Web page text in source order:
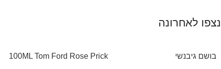
נצפו לאחרונה
‏ בושם גיבנשי
100ML Tom Ford Rose Prick